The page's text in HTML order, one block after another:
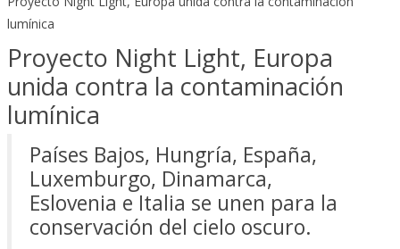
lumínica
Proyecto Night Light, Europa
unida contra la contaminación
lumínica
Países Bajos, Hungría, España,
Luxemburgo, Dinamarca,
Eslovenia e Italia se unen para la
conservación del cielo oscuro.